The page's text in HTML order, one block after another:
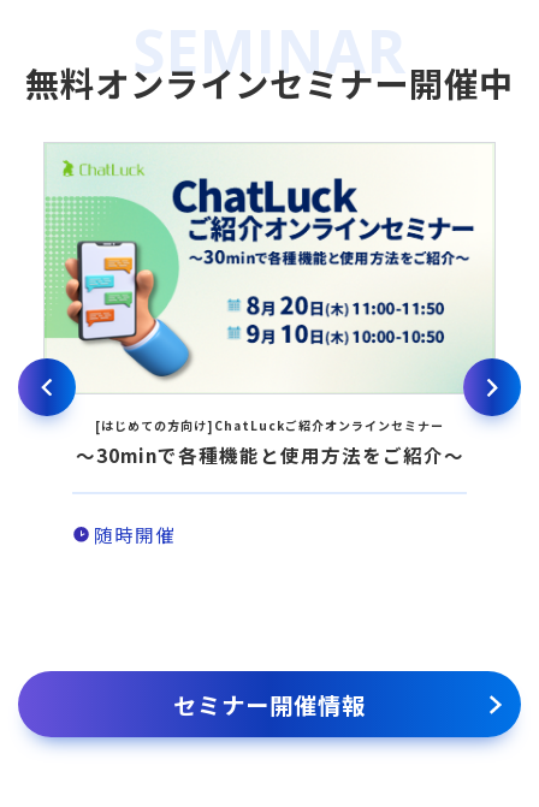
無料オンラインセミナー開催中
[はじめての方向け]ChatLuckご紹介オンラインセミナー
～30minで各種機能と使用方法をご紹介～
随時開催
セミナー開催情報